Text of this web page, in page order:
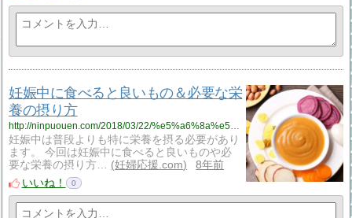
妊娠中に食べると良いもの＆必要な栄
養の摂り方
妊娠中は普段よりも特に栄養を摂る必要があり
ます。 今回は妊娠中に食べると良いものや必
要な栄養の摂り方…
妊婦応援.com
8年前
いいね！
0